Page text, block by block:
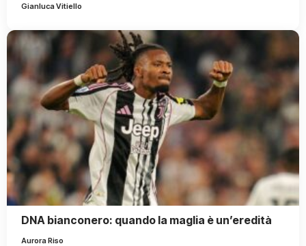
Gianluca Vitiello
DNA bianconero: quando la maglia è un’eredità
Aurora Riso